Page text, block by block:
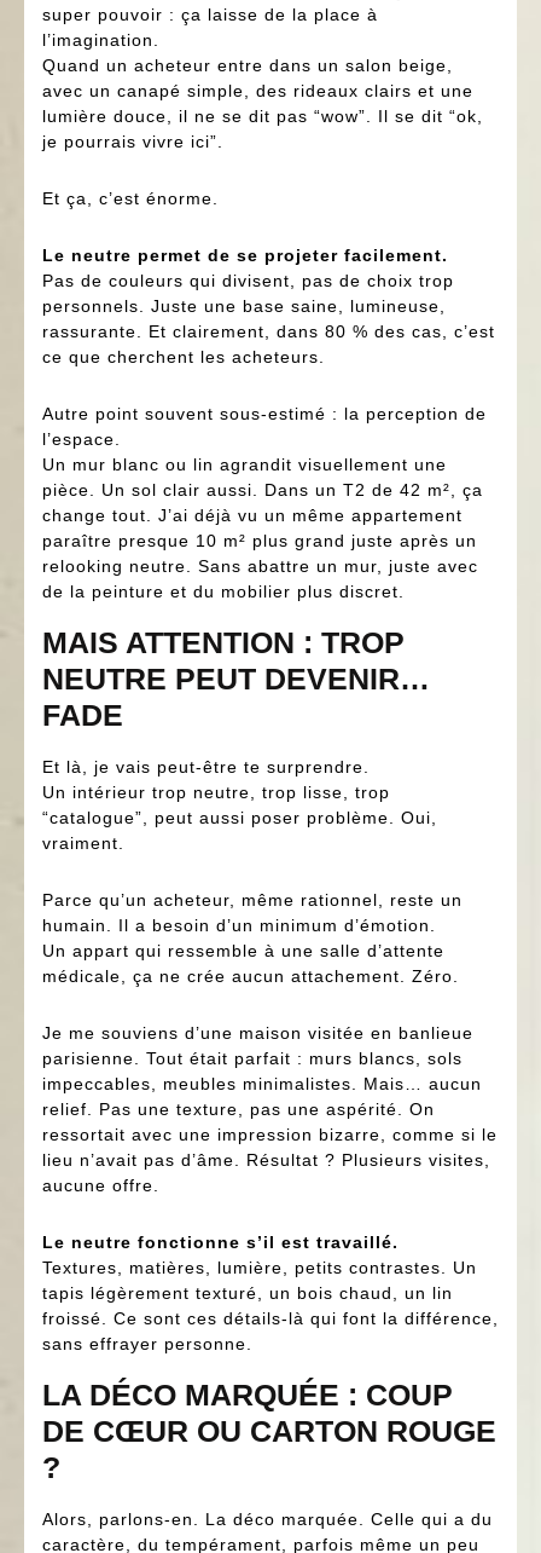
super pouvoir : ça laisse de la place à
l’imagination.
Quand un acheteur entre dans un salon beige,
avec un canapé simple, des rideaux clairs et une
lumière douce, il ne se dit pas “wow”. Il se dit “ok,
je pourrais vivre ici”.
Et ça, c’est énorme.
Le neutre permet de se projeter facilement.
Pas de couleurs qui divisent, pas de choix trop
personnels. Juste une base saine, lumineuse,
rassurante. Et clairement, dans 80 % des cas, c’est
ce que cherchent les acheteurs.
Autre point souvent sous-estimé : la perception de
l’espace.
Un mur blanc ou lin agrandit visuellement une
pièce. Un sol clair aussi. Dans un T2 de 42 m², ça
change tout. J’ai déjà vu un même appartement
paraître presque 10 m² plus grand juste après un
relooking neutre. Sans abattre un mur, juste avec
de la peinture et du mobilier plus discret.
MAIS ATTENTION : TROP
NEUTRE PEUT DEVENIR…
FADE
Et là, je vais peut-être te surprendre.
Un intérieur trop neutre, trop lisse, trop
“catalogue”, peut aussi poser problème. Oui,
vraiment.
Parce qu’un acheteur, même rationnel, reste un
humain. Il a besoin d’un minimum d’émotion.
Un appart qui ressemble à une salle d’attente
médicale, ça ne crée aucun attachement. Zéro.
Je me souviens d’une maison visitée en banlieue
parisienne. Tout était parfait : murs blancs, sols
impeccables, meubles minimalistes. Mais… aucun
relief. Pas une texture, pas une aspérité. On
ressortait avec une impression bizarre, comme si le
lieu n’avait pas d’âme. Résultat ? Plusieurs visites,
aucune offre.
Le neutre fonctionne s’il est travaillé.
Textures, matières, lumière, petits contrastes. Un
tapis légèrement texturé, un bois chaud, un lin
froissé. Ce sont ces détails-là qui font la différence,
sans effrayer personne.
LA DÉCO MARQUÉE : COUP
DE CŒUR OU CARTON ROUGE
?
Alors, parlons-en. La déco marquée. Celle qui a du
caractère, du tempérament, parfois même un peu